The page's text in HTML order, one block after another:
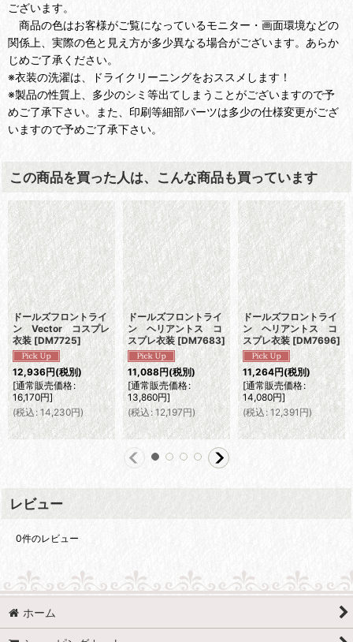
ございます。
商品の色はお客様がご覧になっているモニター・画面環境などの
関係上、実際の色と見え方が多少異なる場合がございます。あらか
じめご了承ください。
※衣装の洗濯は、ドライクリーニングをおススメします！
※製品の性質上、多少のシミ等出てしまうことがございますので予
めご了承下さい。また、印刷等細部パーツは多少の仕様変更がござ
いますので予めご了承下さい。
この商品を買った人は、こんな商品も買っています
ドールズフロントライ
ン Vector コスプレ
衣装 [DM7725]
12,936円(税別)
[通常販売価格:
16,170円]
(税込: 14,230円)
ドールズフロントライ
ン ヘリアントス コ
スプレ衣装 [DM7683]
11,088円(税別)
[通常販売価格:
13,860円]
(税込: 12,197円)
ドールズフロントライ
ン ヘリアントス コ
スプレ衣装 [DM7696]
11,264円(税別)
[通常販売価格:
14,080円]
(税込: 12,391 円)
レビュー
0件のレビュー
ホーム